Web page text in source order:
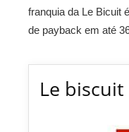
franquia da Le Bicuit
de payback em até
Le biscuit